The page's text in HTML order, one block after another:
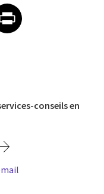
article on Print
conseils en